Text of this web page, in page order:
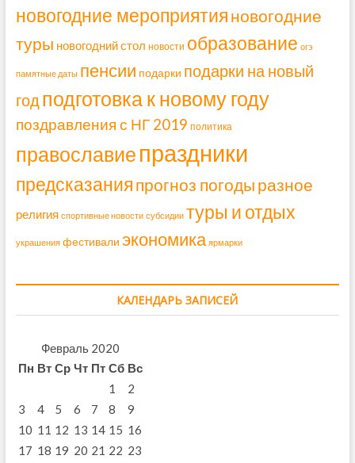
новогодние мероприятия новогодние
туры новогодний стол новости образование огэ
памятные даты пенсии подарки подарки на новый
год подготовка к новому году
поздравления с НГ 2019 политика
православие праздники
предсказанияпрогноз погоды разное
религия спортивные новости субсидии туры и отдых
украшения фестивали экономика ярмарки
КАЛЕНДАРЬ ЗАПИСЕЙ
Февраль 2020
Пн Вт Ср Чт Пт Сб Вс
1
2
3
4 5 6 7 8
9
10 11 12 13 14 15 16
17 18 19 20 21 22 23